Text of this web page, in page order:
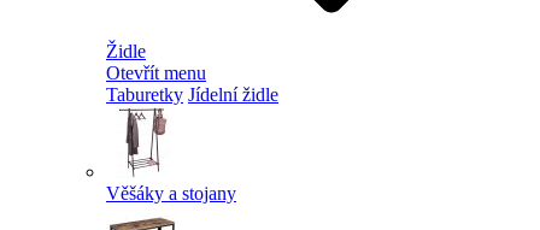
Židle
Otevřít menu
Taburetky Jídelní židle
Věšáky a stojany